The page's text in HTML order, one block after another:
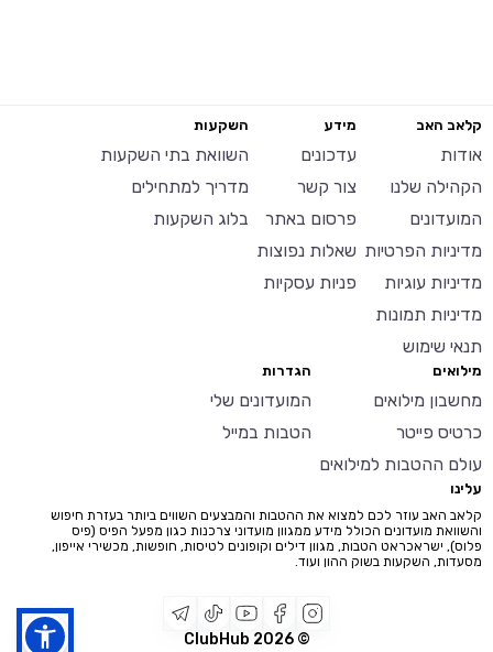
© ClubHub
2026
קלאב האב
אודות
הקהילה שלנו
המועדונים
מדיניות הפרטיות
מדיניות עוגיות
מדיניות תמונות
תנאי שימוש
מידע
עדכונים
צור קשר
פרסום באתר
שאלות נפוצות
פניות עסקיות
השקעות
השוואת בתי השקעות
מדריך למתחילים
בלוג השקעות
מילואים
מחשבון מילואים
כרטיס פייטר
עולם ההטבות למילואים
הגדרות
המועדונים שלי
הטבות במייל
עלינו
קלאב האב עוזר לכם למצוא את ההטבות והמבצעים השווים ביותר בעזרת חיפוש
והשוואת מועדונים הכולל מידע ממגוון מועדוני צרכנות כגון מפעל הפיס (פיס
פלוס), ישראכראט הטבות, מגוון דילים וקופונים לטיסות, חופשות, מכשירי אייפון,
מסעדות, השקעות בשוק ההון ועוד.